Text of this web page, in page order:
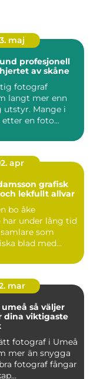
maj
av skåne
fotograf
langt mer enn
utstyr. Mange i
en foto...
apr
grafisk
lekfullt allvar
bo åke
har under lång tid
som
blad med
mar
så väljer
dina viktigaste
fotograf i Umeå
mer än snygga
fotograf fångar